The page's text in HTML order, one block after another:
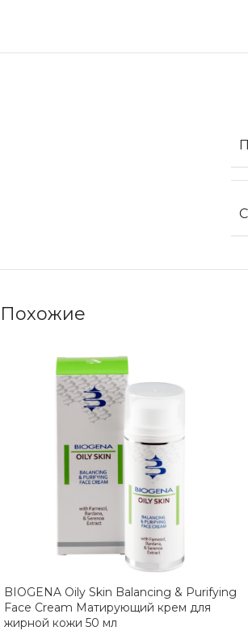
Похожие
BIOGENA Oily Skin Balancing & Purifying
Face Cream Матирующий крем для
жирной кожи 50 мл